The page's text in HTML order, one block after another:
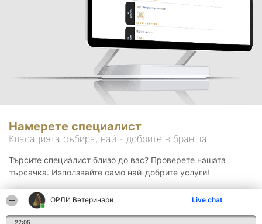
ОРЛИ Ветеринари Live chat
22:05
Намерете специалист
Класацията събира, най - добрите в бранша.
Търсите специалист близо до вас? Проверете нашата
търсачка. Използвайте само най-добрите услуги!